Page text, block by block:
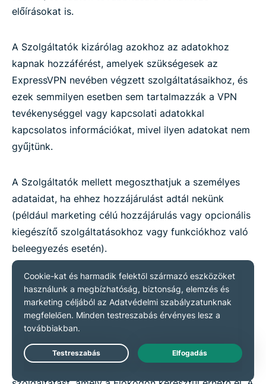
előírásokat is.
A Szolgáltatók kizárólag azokhoz az adatokhoz
kapnak hozzáférést, amelyek szükségesek az
ExpressVPN nevében végzett szolgáltatásaikhoz, és
ezek semmilyen esetben sem tartalmazzák a VPN
tevékenységgel vagy kapcsolati adatokkal
kapcsolatos információkat, mivel ilyen adatokat nem
gyűjtünk.
A Szolgáltatók mellett megoszthatjuk a személyes
adataidat, ha ehhez hozzájárulást adtál nekünk
(például marketing célú hozzájárulás vagy opcionális
kiegészítő szolgáltatásokhoz vagy funkciókhoz való
beleegyezés esetén).
Keys Adatok
A Keys Adatokat csak akkor gyűjtjük és tároljuk, ha
úgy döntesz, hogy használod az ExpressKeys
szolgáltatást, a jelszó- és biztonságos adatkezelő
Live Chat